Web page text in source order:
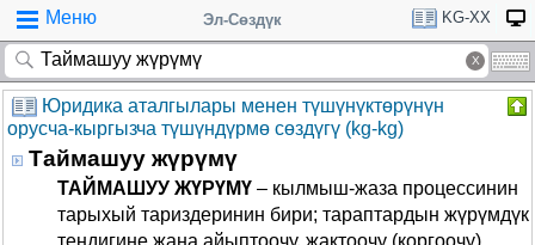
Меню Эл-Сөздүк KG-XX
Юридика аталгылары менен түшүнүктөрүнүн
орусча-кыргызча түшүндүрмө сөздүгү (kg-kg)
Таймашуу жүрүмү
ТАЙМАШУУ ЖҮРҮМҮ – кылмыш-жаза процессинин
тарыхый тариздеринин бири; тараптардын жүрүмдүк
теңдигине жана айыптоочу, жактоочу (коргоочу)